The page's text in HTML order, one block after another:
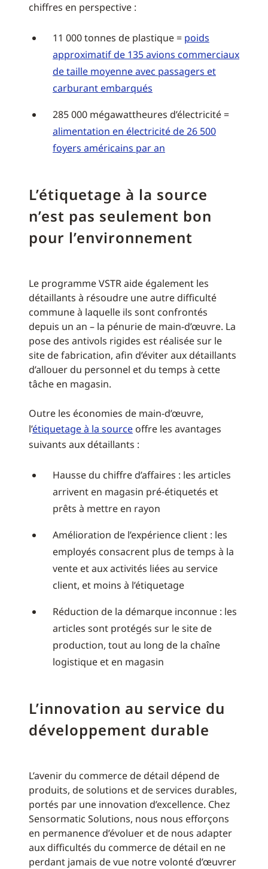
chiffres en perspective :
11 000 tonnes de plastique = poids
approximatif de 135 avions commerciaux
de taille moyenne avec passagers et
carburant embarqués
285 000 mégawattheures d’électricité =
alimentation en électricité de 26 500
foyers américains par an
L’étiquetage à la source
n’est pas seulement bon
pour l’environnement
Le programme VSTR aide également les
détaillants à résoudre une autre difficulté
commune à laquelle ils sont confrontés
depuis un an – la pénurie de main-d’œuvre. La
pose des antivols rigides est réalisée sur le
site de fabrication, afin d’éviter aux détaillants
d’allouer du personnel et du temps à cette
tâche en magasin.
Outre les économies de main-d’œuvre,
l’étiquetage à la source offre les avantages
suivants aux détaillants :
Hausse du chiffre d’affaires : les articles
arrivent en magasin pré-étiquetés et
prêts à mettre en rayon
Amélioration de l’expérience client : les
employés consacrent plus de temps à la
vente et aux activités liées au service
client, et moins à l’étiquetage
Réduction de la démarque inconnue : les
articles sont protégés sur le site de
production, tout au long de la chaîne
logistique et en magasin
L’innovation au service du
développement durable
L’avenir du commerce de détail dépend de
produits, de solutions et de services durables,
portés par une innovation d’excellence. Chez
Sensormatic Solutions, nous nous efforçons
en permanence d’évoluer et de nous adapter
aux difficultés du commerce de détail en ne
perdant jamais de vue notre volonté d’œuvrer